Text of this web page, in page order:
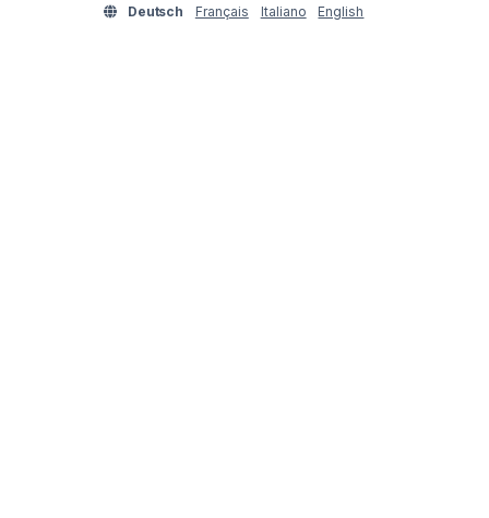
Deutsch
Français Italiano English